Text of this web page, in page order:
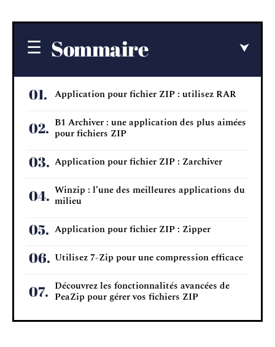
Sommaire
Application pour fichier ZIP : utilisez RAR
B1 Archiver : une application des plus aimées
pour fichiers ZIP
Application pour fichier ZIP : Zarchiver
Winzip : l’une des meilleures applications du
milieu
Application pour fichier ZIP : Zipper
Utilisez 7-Zip pour une compression efficace
Découvrez les fonctionnalités avancées de
PeaZip pour gérer vos fichiers ZIP